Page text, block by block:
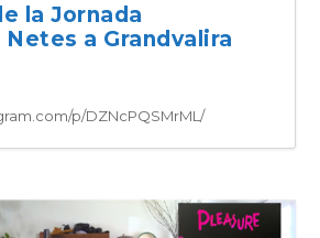
la Jornada
a Grandvalira
p/DZNcPQSMrML/